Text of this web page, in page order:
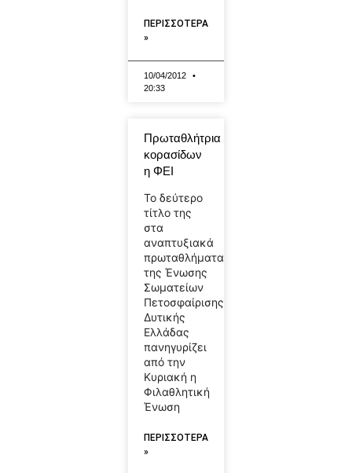
ΠΕΡΙΣΣΟΤΕΡΑ
»
10/04/2012
20:33
Πρωταθλήτρια
κορασίδων
η ΦΕΙ
Το δεύτερο
τίτλο της
στα
αναπτυξιακά
πρωταθλήματα
της Ένωσης
Σωματείων
Πετοσφαίρισης
Δυτικής
Ελλάδας
πανηγυρίζει
από την
Κυριακή η
Φιλαθλητική
Ένωση
ΠΕΡΙΣΣΟΤΕΡΑ
»